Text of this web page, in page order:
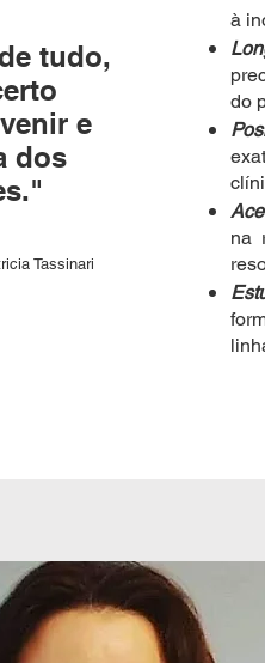
tudo,
e
dos
Tassinari
à
do
na